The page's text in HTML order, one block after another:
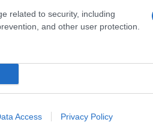
related to security, including
and other user protection.
Access Privacy Policy
of smartphone. Hoewel
ze kwetsbaar zijn voor
kiezen en regelmatig